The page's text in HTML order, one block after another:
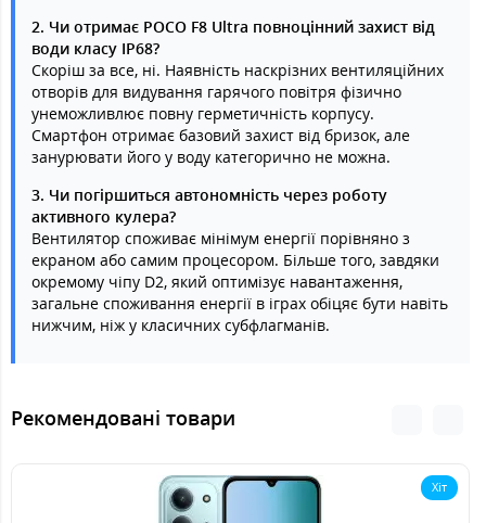
2. Чи отримає POCO F8 Ultra повноцінний захист від
води класу IP68?
Скоріш за все, ні. Наявність наскрізних вентиляційних
отворів для видування гарячого повітря фізично
унеможливлює повну герметичність корпусу.
Смартфон отримає базовий захист від бризок, але
занурювати його у воду категорично не можна.
3. Чи погіршиться автономність через роботу
активного кулера?
Вентилятор споживає мінімум енергії порівняно з
екраном або самим процесором. Більше того, завдяки
окремому чіпу D2, який оптимізує навантаження,
загальне споживання енергії в іграх обіцяє бути навіть
нижчим, ніж у класичних субфлагманів.
Рекомендовані товари
Хіт